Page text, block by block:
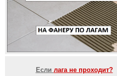
Если лага не проходит?